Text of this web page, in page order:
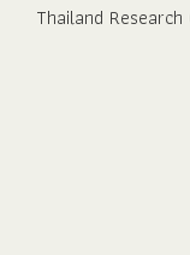
Thailand